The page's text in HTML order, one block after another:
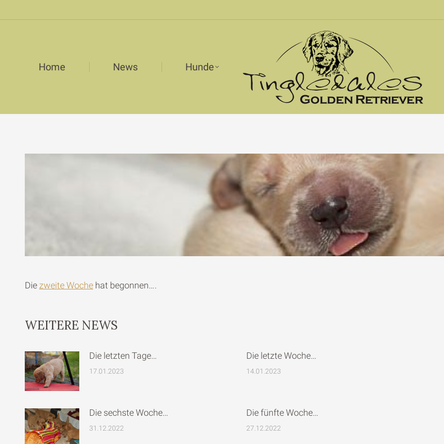
Home News Hunde
Diezweite Woche hat begonnen….
WEITERE NEWS
Die letzten Tage…
17.01.2023
Die letzte Woche…
14.01.2023
Die sechste Woche…
31.12.2022
Die fünfte Woche…
27.12.2022